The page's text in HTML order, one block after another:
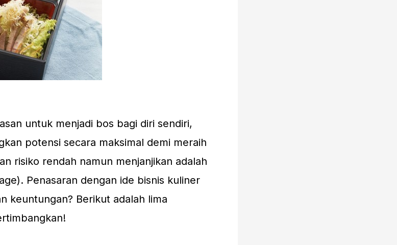
untuk menjadi bos bagi diri sendiri,
potensi secara maksimal demi meraih
risiko rendah namun menjanjikan adalah
Penasaran dengan ide bisnis kuliner
keuntungan? Berikut adalah lima